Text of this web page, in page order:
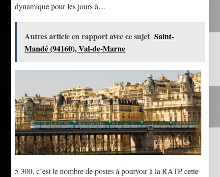
dynamique pour les jours à…
Autres article en rapport avec ce sujet Saint-
Mandé (94160), Val-de-Marne
5 300, c’est le nombre de postes à pourvoir à la RATP cette